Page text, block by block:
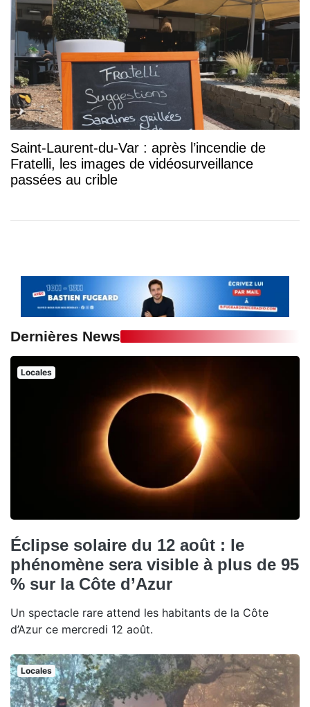
Saint-Laurent-du-Var : après l’incendie de
Fratelli, les images de vidéosurveillance
passées au crible
Dernières News
Locales
Éclipse solaire du 12 août : le
phénomène sera visible à plus de 95
% sur la Côte d’Azur
Un spectacle rare attend les habitants de la Côte
d’Azur ce mercredi 12 août.
Locales